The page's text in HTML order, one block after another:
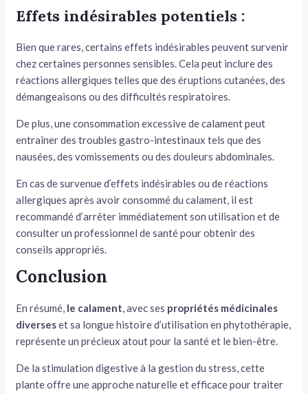
Effets indésirables potentiels :
Bien que rares, certains effets indésirables peuvent survenir
chez certaines personnes sensibles. Cela peut inclure des
réactions allergiques telles que des éruptions cutanées, des
démangeaisons ou des difficultés respiratoires.
De plus, une consommation excessive de calament peut
entraîner des troubles gastro-intestinaux tels que des
nausées, des vomissements ou des douleurs abdominales.
En cas de survenue d’effets indésirables ou de réactions
allergiques après avoir consommé du calament, il est
recommandé d’arrêter immédiatement son utilisation et de
consulter un professionnel de santé pour obtenir des
conseils appropriés.
Conclusion
En résumé, le calament, avec ses propriétés médicinales
diverseset sa longue histoire d’utilisation en phytothérapie,
représente un précieux atout pour la santé et le bien-être.
De la stimulation digestive à la gestion du stress, cette
plante offre une approche naturelle et efficace pour traiter